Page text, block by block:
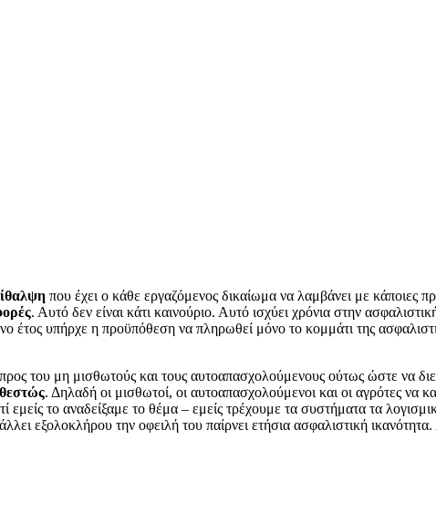
που έχει ο κάθε εργαζόμενος δικαίωμα να λαμβάνει με κάποιες
. Αυτό δεν είναι κάτι καινούριο. Αυτό ισχύει χρόνια στην
έτος υπήρχε η προϋπόθεση να πληρωθεί μόνο το κομμάτι της
του μη μισθωτούς και τους αυτοαπασχολούμενους ούτως ώστε να
. Δηλαδή οι μισθωτοί, οι αυτοαπασχολούμενοι και οι αγρότες να
το αναδείξαμε το θέμα – εμείς τρέχουμε τα συστήματα τα
εξολοκλήρου την οφειλή του παίρνει ετήσια ασφαλιστική